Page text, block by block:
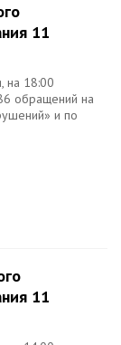
11
на 18:00
обращений на
и по
11